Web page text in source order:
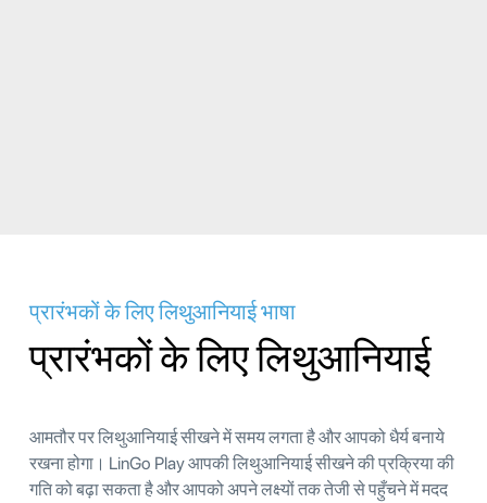
प्रारंभकों के लिए लिथुआनियाई भाषा
प्रारंभकों के लिए लिथुआनियाई
आमतौर पर लिथुआनियाई सीखने में समय लगता है और आपको धैर्य बनाये
रखना होगा। LinGo Play आपकी लिथुआनियाई सीखने की प्रक्रिया की
गति को बढ़ा सकता है और आपको अपने लक्ष्यों तक तेजी से पहुँचने में मदद